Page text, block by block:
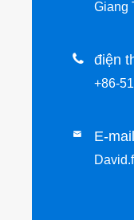
Giang
 điện
+86-
 E-mail